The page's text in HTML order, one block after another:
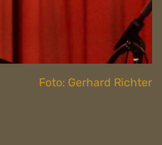
Foto: Gerhard Richter